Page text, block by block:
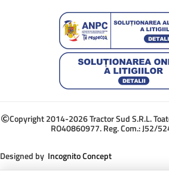
Copyright 2014-2026 Tractor Sud S.R.L.
RO40860977. Reg. Com.: J52/
Designed by Incognito Concept